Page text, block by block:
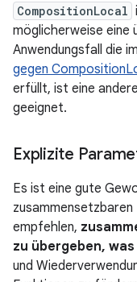
CompositionLocal
möglicherweise eine
Anwendungsfall die
gegen
erfüllt, ist eine
geeignet.
Explizite
Es ist eine gute
zusammensetzbaren
empfehlen,
zu übergeben,
und